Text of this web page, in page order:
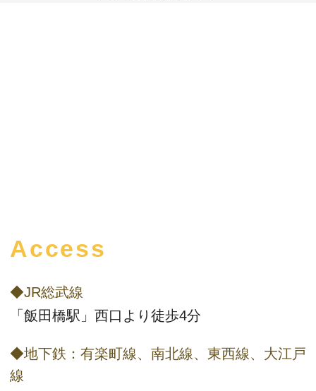
Access
◆JR総武線
「飯田橋駅」西口より徒歩4分
◆地下鉄：有楽町線、南北線、東西線、大江戸
線